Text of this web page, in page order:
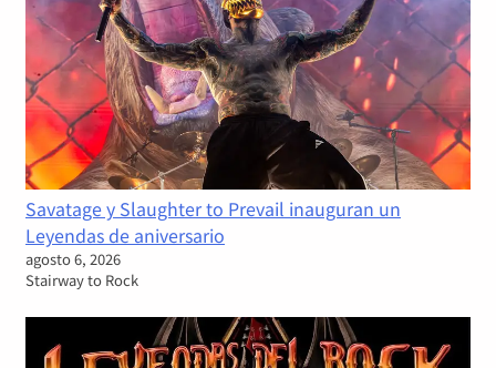
Savatage y Slaughter to Prevail inauguran un
Leyendas de aniversario
agosto 6, 2026
Stairway to Rock